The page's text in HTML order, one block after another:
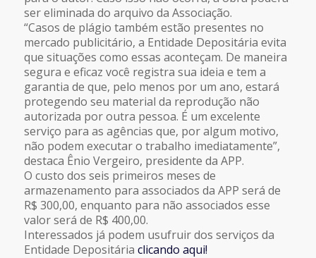
ser eliminada do arquivo da Associação.
“Casos de plágio também estão presentes no
mercado publicitário, a Entidade Depositária evita
que situações como essas aconteçam. De maneira
segura e eficaz você registra sua ideia e tem a
garantia de que, pelo menos por um ano, estará
protegendo seu material da reprodução não
autorizada por outra pessoa. É um excelente
serviço para as agências que, por algum motivo,
não podem executar o trabalho imediatamente”,
destaca Ênio Vergeiro, presidente da APP.
O custo dos seis primeiros meses de
armazenamento para associados da APP será de
R$ 300,00, enquanto para não associados esse
valor será de R$ 400,00.
Interessados já podem usufruir dos serviços da
Entidade Depositária clicando aqui!